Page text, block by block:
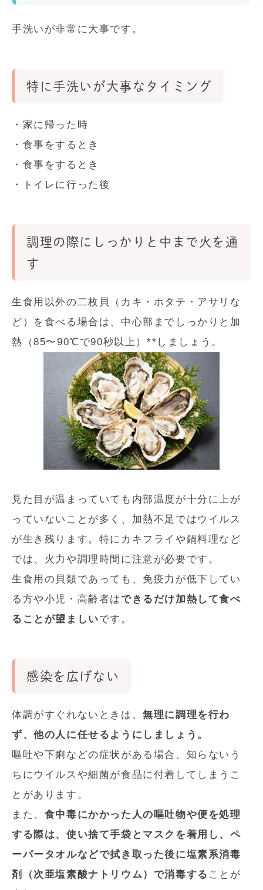
手洗いが非常に大事です。
特に手洗いが大事なタイミング
・家に帰った時
・食事をするとき
・食事をするとき
・トイレに行った後
調理の際にしっかりと中まで火を通
す
生食用以外の二枚貝（カキ・ホタテ・アサリな
ど）を食べる場合は、中心部までしっかりと加
熱（85〜90℃で90秒以上）**しましょう。
見た目が温まっていても内部温度が十分に上が
っていないことが多く、加熱不足ではウイルス
が生き残ります。特にカキフライや鍋料理など
では、火力や調理時間に注意が必要です。
生食用の貝類であっても、免疫力が低下してい
る方や小児・高齢者はできるだけ加熱して食べ
ることが望ましいです。
感染を広げない
体調がすぐれないときは、無理に調理を行わ
ず、他の人に任せるようにしましょう。
嘔吐や下痢などの症状がある場合、知らないう
ちにウイルスや細菌が食品に付着してしまうこ
とがあります。
また、 食中毒にかかった人の嘔吐物や便を処理
する際は、使い捨て手袋とマスクを着用し、ペ
ーパータオルなどで拭き取った後に塩素系消毒
剤（次亜塩素酸ナトリウム）で消毒する ことが